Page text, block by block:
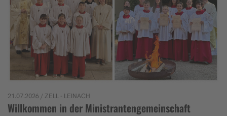
21.07.2026 / ZELL - LEINACH
Willkommen in der Ministrantengemeinschaft